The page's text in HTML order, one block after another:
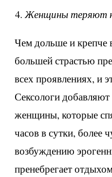
Женщины теряют
Чем дольше и крепче
большей страстью
всех проявлениях, и
Сексологи
женщины, которые
часов в сутки, более
возбуждению
пренебрегает